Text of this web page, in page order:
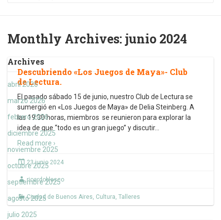
Monthly Archives: junio 2024
Archives
abril 2026
marzo 2026
febrero 2026
diciembre 2025
noviembre 2025
octubre 2025
septiembre 2025
agosto 2025
julio 2025
Descubriendo «Los Juegos de Maya»- Club
de Lectura.
El pasado sábado 15 de junio, nuestro Club de Lectura se
sumergió en «Los Juegos de Maya» de Delia Steinberg. A
las 19:30 horas, miembros se reunieron para explorar la
idea de que “todo es un gran juego” y discutir…
Read more ›
23 junio 2024
ricardoblasco
Ciudad de Buenos Aires, Cultura, Talleres